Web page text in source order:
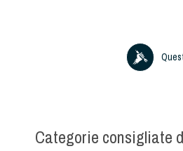
Categorie consigliate